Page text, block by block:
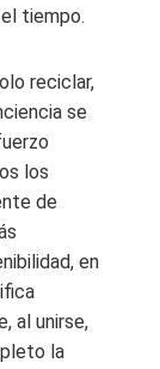
tiempo.
reciclar,
se
los
de
en
al unirse,
la